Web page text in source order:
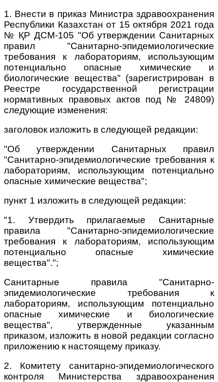
1. Внести в приказ Министра здравоохранения
Республики Казахстан от 15 октября 2021 года
№ ҚР ДСМ-105 "Об утверждении Санитарных
правил "Санитарно-эпидемиологические
требования к лабораториям, использующим
потенциально опасные химические и
биологические вещества" (зарегистрирован в
Реестре государственной регистрации
нормативных правовых актов под № 24809)
следующие изменения:
заголовок изложить в следующей редакции:
"Об утверждении Санитарных правил
"Санитарно-эпидемиологические требования к
лабораториям, использующим потенциально
опасные химические вещества";
пункт 1 изложить в следующей редакции:
"1. Утвердить прилагаемые Санитарные
правила "Санитарно-эпидемиологические
требования к лабораториям, использующим
потенциально опасные химические
вещества".";
Санитарные правила "Санитарно-
эпидемиологические требования к
лабораториям, использующим потенциально
опасные химические и биологические
вещества", утвержденные указанным
приказом, изложить в новой редакции согласно
приложению к настоящему приказу.
2. Комитету санитарно-эпидемиологического
контроля Министерства здравоохранения